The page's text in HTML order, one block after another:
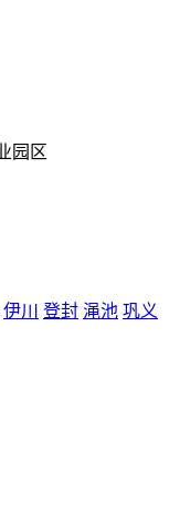
园区
伊川 登封 渑池 巩义